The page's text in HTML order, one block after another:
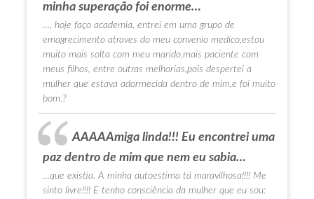
minha superação foi enorme…
…, hoje faço academia, entrei em uma grupo de
emagrecimento atraves do meu convenio medico,estou
muito mais solta com meu marido,mais paciente com
meus filhos, entre outras melhorias,pois despertei a
mulher que estava adormecida dentro de mim,e foi muito
bom.?
AAAAAmiga linda!!! Eu encontrei uma
paz dentro de mim que nem eu sabia…
…que existia. A minha autoestima tá maravilhosa!!!! Me
sinto livre!!!! E tenho consciência da mulher que eu sou: